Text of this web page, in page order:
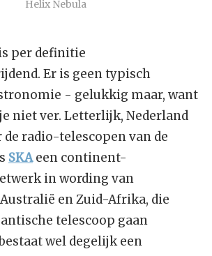
Helix Nebula
per definitie
Er is geen typisch
- gelukkig maar, want
niet ver. Letterlijk, Nederland
radio-telescopen van de
SKAeen continent-
in wording van
en Zuid-Afrika, die
telescoop gaan
wel degelijk een